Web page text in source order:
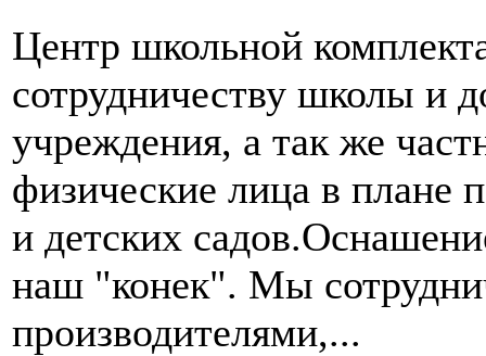
Центр школьной
сотрудничеству школы и
учреждения, а так же
физические лица в плане
и детских
наш "конек". Мы
производителями,...